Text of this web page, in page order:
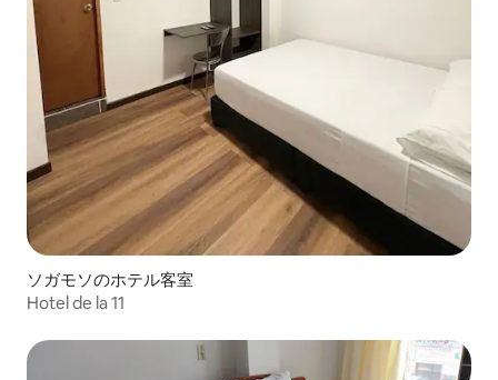
ソガモソのホテル客室
Hotel de la 11